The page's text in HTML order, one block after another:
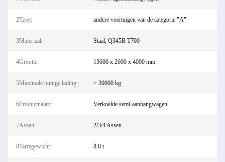
2Type: andere voertuigen van de categorie "A"
3Materiaal: Staal, Q345B T700
4Grootte: 13600 x 2600 x 4000 mm
5Maximale nuttige lading: > 30000 kg
6Productnaam: Verkoelde semi-aanhangwagen
7Assen: 2/3/4 Assen
8Tarragewicht: 8.8 t